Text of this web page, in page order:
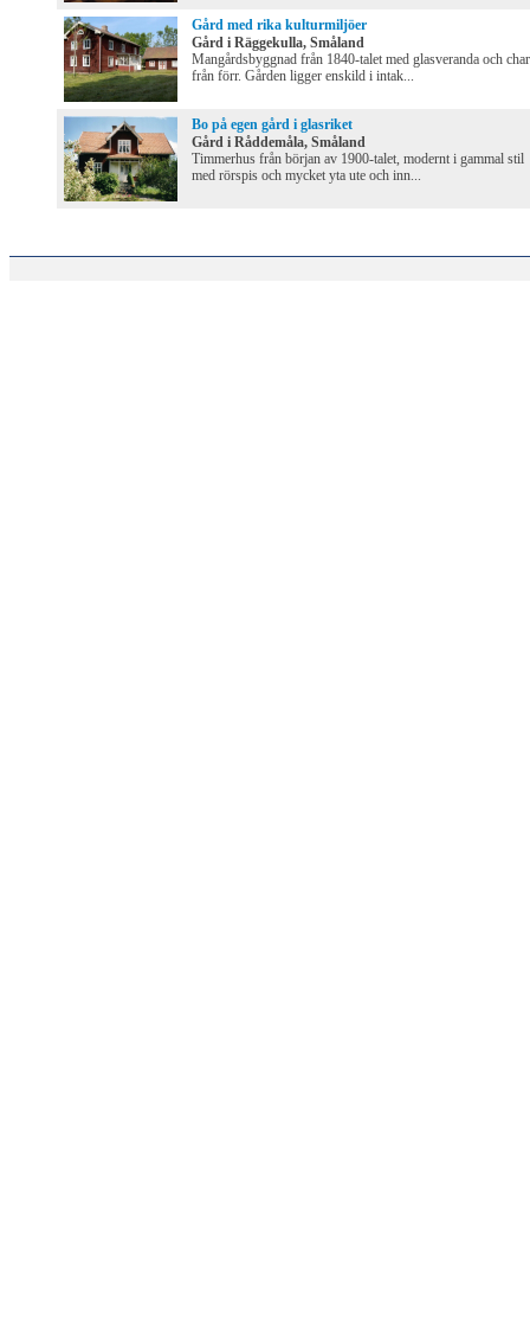
Gård med rika kulturmiljöer
Gård i Räggekulla, Småland
Mangårdsbyggnad från 1840-talet med glasveranda och
från förr. Gården ligger enskild i intak...
Bo på egen gård i glasriket
Gård i Råddemåla, Småland
Timmerhus från början av 1900-talet, modernt i gammal stil
med rörspis och mycket yta ute och inn...